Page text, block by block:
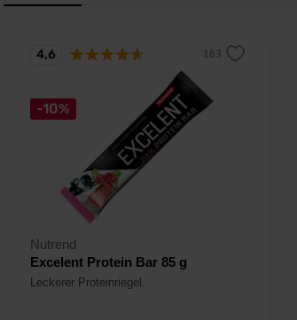
-10%
Nutrend
Excelent Protein Bar 85 g
Leckerer Proteinriegel.
4,6